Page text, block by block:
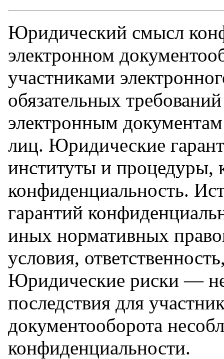
Юридический смысл
электронном
участниками
обязательных
электронным
лиц. Юридические
институты и процедуры,
конфиденциальность.
гарантий
иных нормативных
условия,
Юридические риски —
последствия для
документооборота
конфиденциальности.